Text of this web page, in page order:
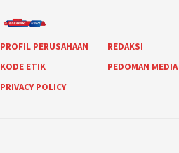
PROFIL PERUSAHAAN REDAKSI
KODE ETIK
PEDOMAN MEDIA
PRIVACY POLICY